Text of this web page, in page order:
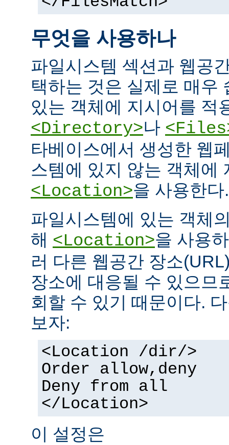
무엇을 사용하나
파일시스템 섹션과 웹공
택하는 것은 실제로 매우
있는 객체에 지시어를 적
<Directory>나
타베이스에서 생성한 웹
스템에 있지 않는 객체에
<Location>을 사용한다.
파일시스템에 있는 객체
해 <Location>을 사용
러 다른 웹공간 장소
장소에 대응될 수 있으므
회할 수 있기 때문이다.
보자:
<Location /dir/>
Order allow,deny
Deny from all
</Location>
이 설정은